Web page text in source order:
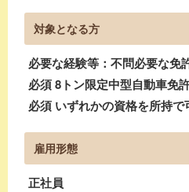
対象となる方
必要な経験等：不問必要な免
必須 8トン限定中型自動車免
必須 いずれかの資格を所持で
雇用形態
正社員